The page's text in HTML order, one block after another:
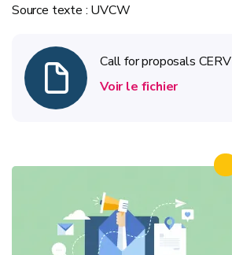
Source texte : UVCW
Call for proposals CERV
Voir le fichier